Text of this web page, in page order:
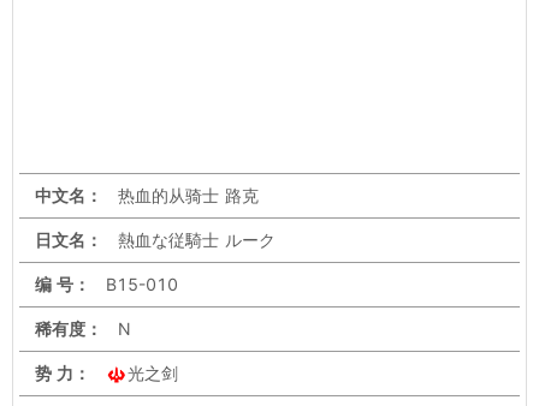
中文名： 热血的从骑士 路克
日文名： 熱血な従騎士 ルーク
编 号： B15-010
稀有度： N
势 力： 光之剑